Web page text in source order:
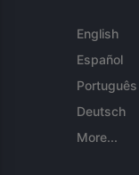
English
Español
Português
Deutsch
More...